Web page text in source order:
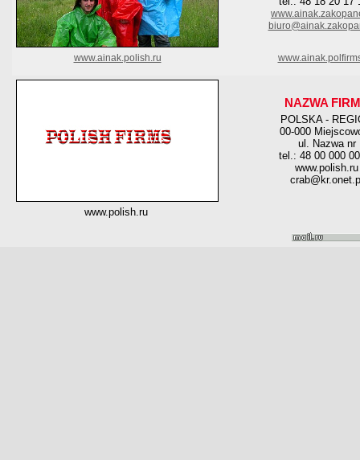
www.ainak.polish.ru
NAZWA
POLSKA -
00-000
ul. Nazwa nr
tel.: 48 00 000
www.polish.ru
www.polish.ru